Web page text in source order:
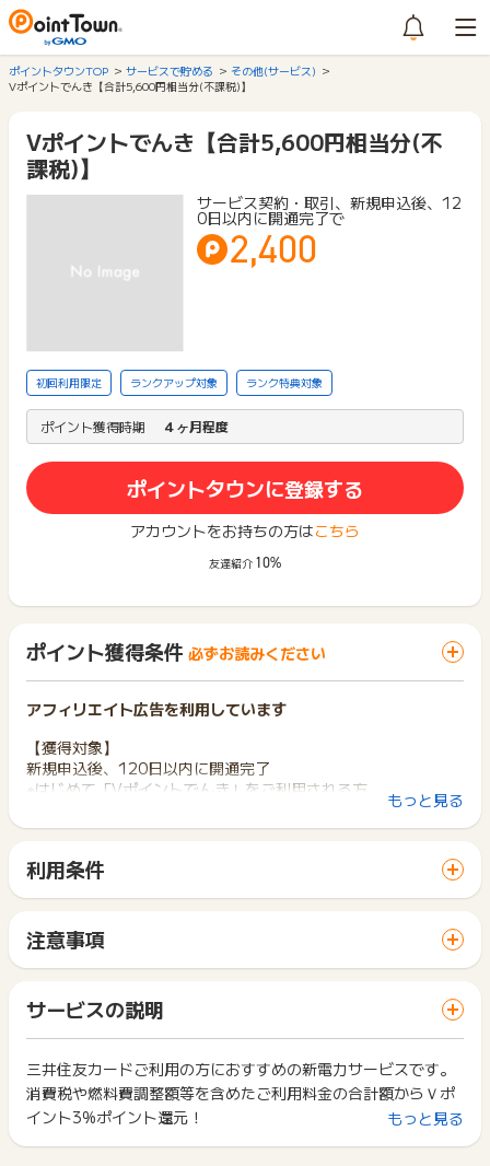
ポイントタウンTOP サービスで貯める
その他(サービス)
Vポイントでんき【合計5,600円相当分(不課税)】
Vポイントでんき【合計5,600円相当分(不
課税)】
サービス契約・取引、新規申込後、12
0日以内に開通完了で
2,400
初回利用限定 ランクアップ対象 ランク特典対象
ポイント獲得時期 ４ヶ月程度
ポイントタウンに登録する
アカウントをお持ちの方はこちら
友達紹介 10%
ポイント獲得条件 必ずお読みください
アフィリエイト広告を利用しています
【獲得対象】
新規申込後、120日以内に開通完了
※はじめて「Vポイントでんき」をご利用される方
※電気の工事等もありますので、承認時期は1～3か月かかりま
す
※異なるブラウザ間でのトラッキングは行えませんので、ご注意
ください
【獲得対象外】
※過去にVポイントでんきをご利用したことがある方
※お申込み日から120日以内での開通確認が取れない場合
※不備・不正・虚偽・重複・いたずら・キャンセル・未入金
※電話経由の申込
※その他お申込内容に不備がある場合
※ポイントに関するお問い合わせは、ポイントタウンのサポート
までお問い合わせください。ポイントについて、広告主に直接
お問い合わせをした場合、ポイント獲得対象外となる場合がご
もっと見る
利用条件
サイトに移動してからお申し込みやお買い物が完了するまでの
間に、同じブラウザ（※）で他のサイトに移動した場合はポイン
ト獲得ができません。
「 サイトへ行ってポイントGET 」ボタンを押した時とサービ
ス・お買い物利用時で、デバイス・ブラウザが異なる場合はポ
イント獲得ができません。
2回以上同じお買い物・サービスをご利用される場合は、毎回
ポイントタウンに戻り、「 サイトへ行ってポイントGET 」ボ
タンを押してからご利用ください。
下記の事項に該当する場合、広告主側で対象外とみなし、「獲
注意事項
内にポイントタウンサポートヘお問い合わせください。
ポイントの獲得の対象となるのは、税抜き・送料抜き価格とな
ります。
一部のサービスにつきましては、1商品につき10円単位の金額
は切り捨てとなります。
ポイント獲得が1ポイント未満のものは切り捨てとなり、ポイ
ント履歴には記載されません。
サービスの説明
三井住友カードご利用の方におすすめの新電力サービスです。
消費税や燃料費調整額等を含めたご利用料金の合計額からＶポ
イント3%ポイント還元！
もっと見る